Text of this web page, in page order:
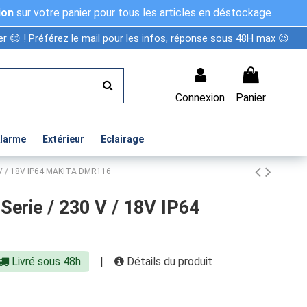
sur votre panier pour tous les articles en déstockage
😊 ! Préférez le mail pour les infos, réponse sous 48H max 😉
Connexion Panier
Extérieur Eclairage
/ 18V IP64 MAKITA DMR116
/ 230 V / 18V IP64
Livré sous 48h Détails du produit